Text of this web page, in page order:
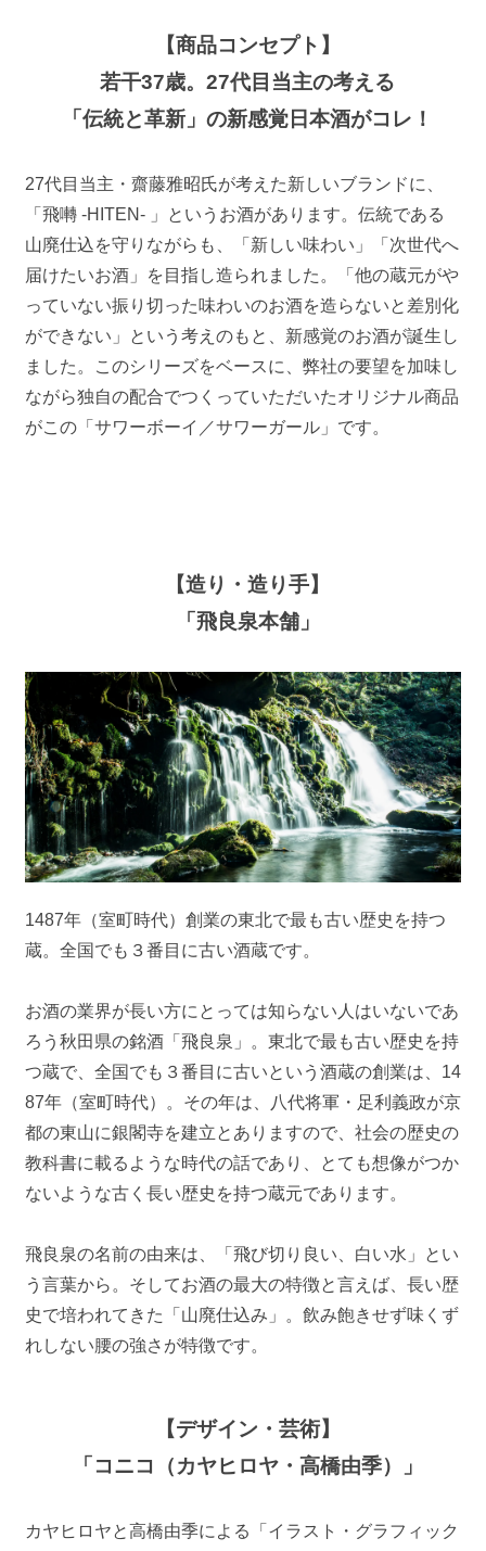
【商品コンセプト】
若干37歳。27代目当主の考える
「伝統と革新」の新感覚日本酒がコレ！
27代目当主・齋藤雅昭氏が考えた新しいブランドに、
「飛囀 -HITEN- 」というお酒があります。伝統である
山廃仕込を守りながらも、「新しい味わい」「次世代へ
届けたいお酒」を目指し造られました。「他の蔵元がや
っていない振り切った味わいのお酒を造らないと差別化
ができない」という考えのもと、新感覚のお酒が誕生し
ました。このシリーズをベースに、弊社の要望を加味し
ながら独自の配合でつくっていただいたオリジナル商品
がこの「サワーボーイ／サワーガール」です。
【造り・造り手】
「飛良泉本舗」
1487年（室町時代）創業の東北で最も古い歴史を持つ
蔵。全国でも３番目に古い酒蔵です。
お酒の業界が長い方にとっては知らない人はいないであ
ろう秋田県の銘酒「飛良泉」。東北で最も古い歴史を持
つ蔵で、全国でも３番目に古いという酒蔵の創業は、14
87年（室町時代）。その年は、八代将軍・足利義政が京
都の東山に銀閣寺を建立とありますので、社会の歴史の
教科書に載るような時代の話であり、とても想像がつか
ないような古く長い歴史を持つ蔵元であります。
飛良泉の名前の由来は、「飛び切り良い、白い水」とい
う言葉から。そしてお酒の最大の特徴と言えば、長い歴
史で培われてきた「山廃仕込み」。飲み飽きせず味くず
れしない腰の強さが特徴です。
【デザイン・芸術】
「コニコ（カヤヒロヤ・高橋由季）」
カヤヒロヤと高橋由季による「イラスト・グラフィック